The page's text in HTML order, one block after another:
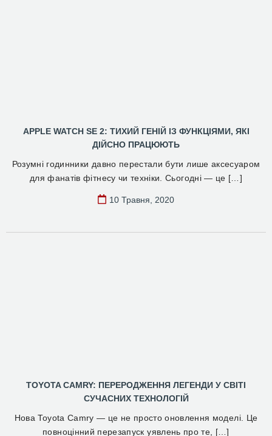
APPLE WATCH SE 2: ТИХИЙ ГЕНІЙ ІЗ ФУНКЦІЯМИ, ЯКІ
ДІЙСНО ПРАЦЮЮТЬ
Розумні годинники давно перестали бути лише аксесуаром
для фанатів фітнесу чи техніки. Сьогодні — це […]
10 Травня, 2020
TOYOTA CAMRY: ПЕРЕРОДЖЕННЯ ЛЕГЕНДИ У СВІТІ
СУЧАСНИХ ТЕХНОЛОГІЙ
Нова Toyota Camry — це не просто оновлення моделі. Це
повноцінний перезапуск уявлень про те, […]